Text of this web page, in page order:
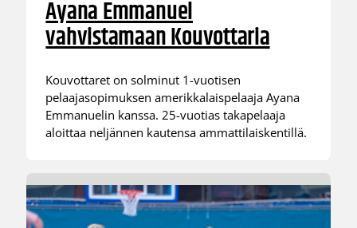
Ayana Emmanuel
vahvistamaan Kouvottaria
Kouvottaret on solminut 1-vuotisen
pelaajasopimuksen amerikkalaispelaaja Ayana
Emmanuelin kanssa. 25-vuotias takapelaaja
aloittaa neljännen kautensa ammattilaiskentillä.